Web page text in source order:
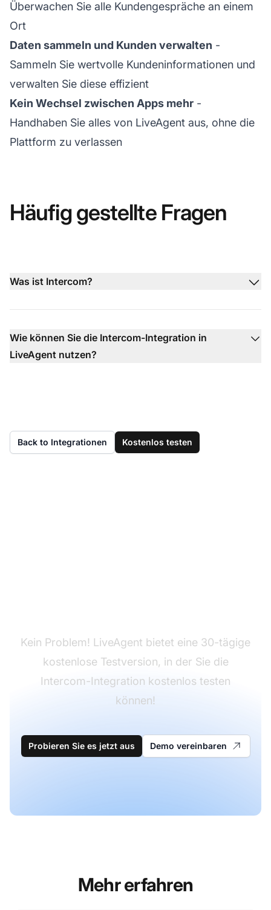
Überwachen Sie alle Kundengespräche an einem
Ort
Daten sammeln und Kunden verwalten -
Sammeln Sie wertvolle Kundeninformationen und
verwalten Sie diese effizient
Kein Wechsel zwischen Apps mehr -
Handhaben Sie alles von LiveAgent aus, ohne die
Plattform zu verlassen
Häufig gestellte Fragen
Was ist Intercom?
Wie können Sie die Intercom-Integration in
LiveAgent nutzen?
Back to Integrationen Kostenlos testen
Kein Problem! LiveAgent bietet eine 30-tägige
kostenlose Testversion, in der Sie die
Intercom-Integration kostenlos testen
können!
Probieren Sie es jetzt aus Demo vereinbaren
Mehr erfahren